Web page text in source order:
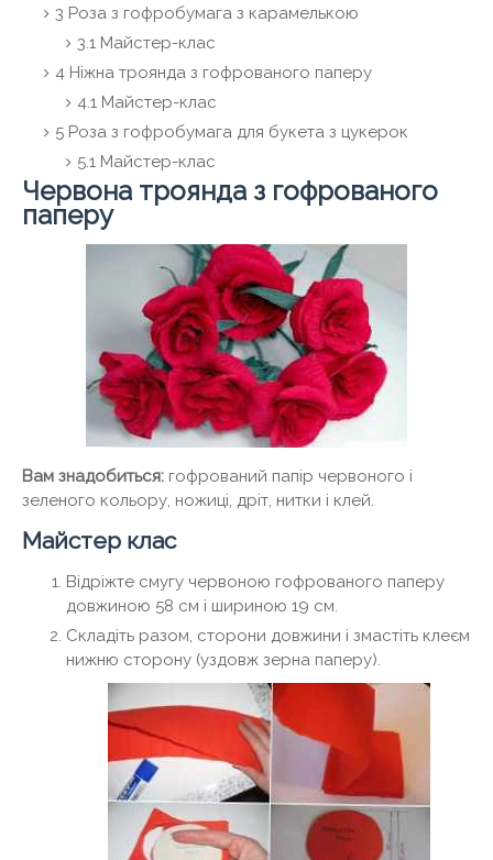
3 Роза з гофробумага з карамелькою
3.1 Майстер-клас
4 Ніжна троянда з гофрованого паперу
4.1 Майстер-клас
5 Роза з гофробумага для букета з цукерок
5.1 Майстер-клас
Червона троянда з гофрованого
паперу
Вам знадобиться: гофрований папір червоного і
зеленого кольору, ножиці, дріт, нитки і клей.
Майстер клас
Відріжте смугу червоною гофрованого паперу
довжиною 58 см і шириною 19 см.
Складіть разом, сторони довжини і змастіть клеєм
нижню сторону (уздовж зерна паперу).